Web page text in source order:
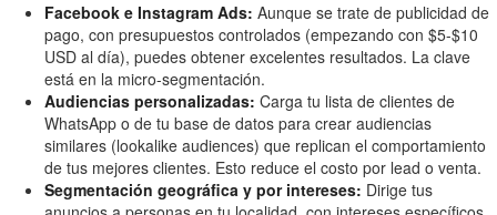
Facebook e Instagram Ads: Aunque se trate de publicidad de
pago, con presupuestos controlados (empezando con $5-$10
USD al día), puedes obtener excelentes resultados. La clave
está en la micro-segmentación.
Audiencias personalizadas: Carga tu lista de clientes de
WhatsApp o de tu base de datos para crear audiencias
similares (lookalike audiences) que replican el comportamiento
de tus mejores clientes. Esto reduce el costo por lead o venta.
Segmentación geográfica y por intereses: Dirige tus